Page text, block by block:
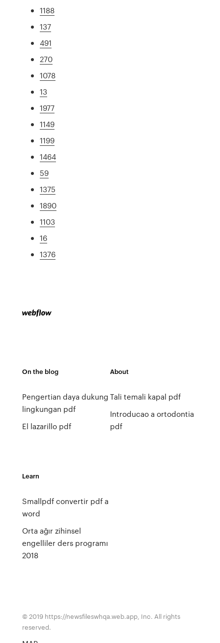
1188
137
491
270
1078
13
1977
1149
1199
1464
59
1375
1890
1103
16
1376
On the blog
Pengertian daya dukung
lingkungan pdf
El lazarillo pdf
About
Tali temali kapal pdf
Introducao a ortodontia
pdf
Learn
Smallpdf convertir pdf a
word
Orta ağır zihinsel
engelliler ders programı
2018
© 2019 https://newsfileswhqa.web.app, Inc. All rights
reserved.